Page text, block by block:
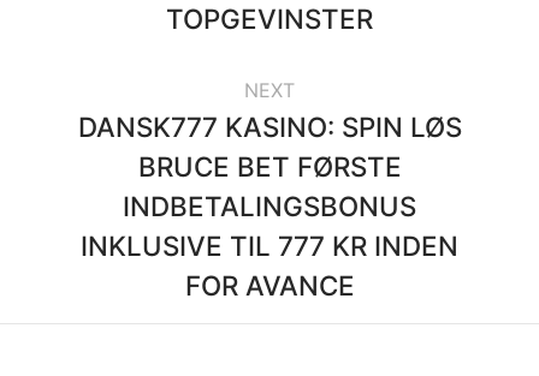
TOPGEVINSTER
NEXT
DANSK777 KASINO: SPIN LØS
BRUCE BET FØRSTE
INDBETALINGSBONUS
INKLUSIVE TIL 777 KR INDEN
FOR AVANCE